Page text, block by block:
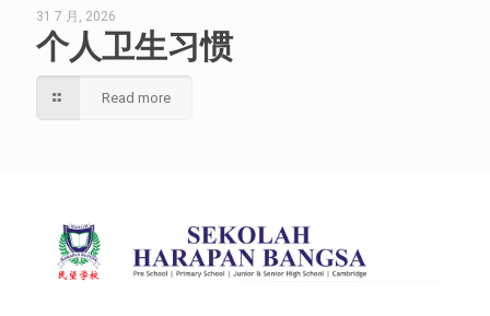
31 7 月, 2026
个人卫生习惯
Read more